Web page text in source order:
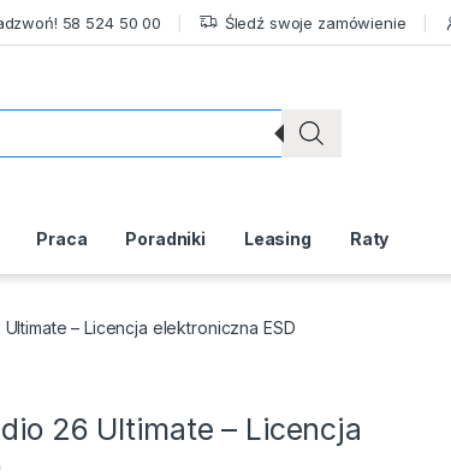
58 524 50 00 Śledź swoje zamówienie
Praca Poradniki Leasing Raty
– Licencja elektroniczna ESD
26 Ultimate – Licencja